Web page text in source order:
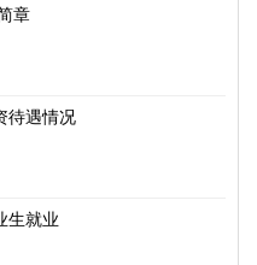
章
待遇情况
生就业